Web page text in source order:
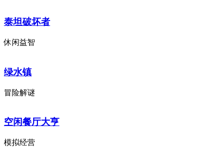
泰坦破坏者
休闲益智
绿水镇
冒险解谜
空闲餐厅大亨
模拟经营